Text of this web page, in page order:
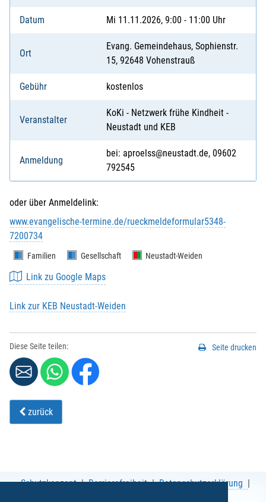
Datum Mi 11.11.2026, 9:00 - 11:00 Uhr
Ort
Evang. Gemeindehaus, Sophienstr.
15, 92648 Vohenstrauß
Gebühr kostenlos
Veranstalter
KoKi - Netzwerk frühe Kindheit -
Neustadt und KEB
Anmeldung
bei: aproelss@neustadt.de, 09602
792545
oder über Anmeldelink:
www.evangelische-termine.de/rueckmeldeformular5348-
7200734
Familien Gesellschaft Neustadt-Weiden
Link zu Google Maps
Link zur KEB Neustadt-Weiden
Diese Seite teilen: Seite drucken
zurück
Schutzkonzept Barrierefreiheit
Datenschutzerklärung